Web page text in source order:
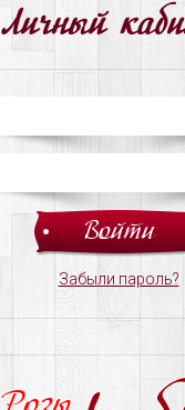
Личный
Забыли пароль?